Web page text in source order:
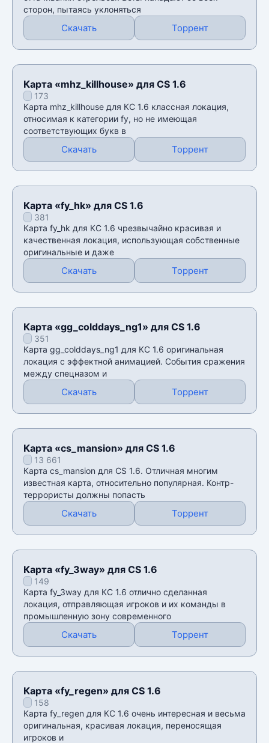
сторон, пытаясь уклоняться
Скачать Торрент
Карта «mhz_killhouse» для CS 1.6
173
Карта mhz_killhouse для КС 1.6 классная локация,
относимая к категории fy, но не имеющая
соответствующих букв в
Скачать Торрент
Карта «fy_hk» для CS 1.6
381
Карта fy_hk для КС 1.6 чрезвычайно красивая и
качественная локация, использующая собственные
оригинальные и даже
Скачать Торрент
Карта «gg_colddays_ng1» для CS 1.6
351
Карта gg_colddays_ng1 для КС 1.6 оригинальная
локация с эффектной анимацией. События сражения
между спецназом и
Скачать Торрент
Карта «cs_mansion» для CS 1.6
13 661
Карта cs_mansion для CS 1.6. Отличная многим
известная карта, относительно популярная. Контр-
террористы должны попасть
Скачать Торрент
Карта «fy_3way» для CS 1.6
149
Карта fy_3way для КС 1.6 отлично сделанная
локация, отправляющая игроков и их команды в
промышленную зону современного
Скачать Торрент
Карта «fy_regen» для CS 1.6
158
Карта fy_regen для КС 1.6 очень интересная и весьма
оригинальная, красивая локация, переносящая
игроков и